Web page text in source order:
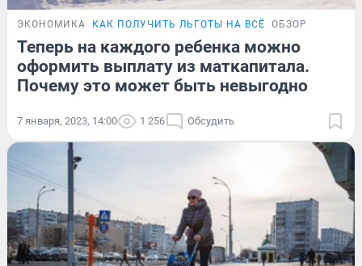
ЭКОНОМИКА КАК ПОЛУЧИТЬ ЛЬГОТЫ НА ВСЁ ОБЗОР
Теперь на каждого ребенка можно
оформить выплату из маткапитала.
Почему это может быть невыгодно
7 января, 2023, 14:00 1 256 Обсудить